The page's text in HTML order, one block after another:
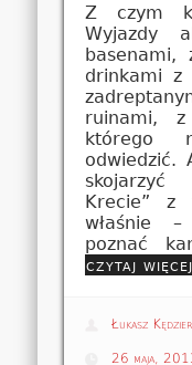
Z czym
Wyjazdy
basenami,
drinkami z
ruinami,
którego
odwiedzić.
skojarzyć
Krecie” z
właśnie
poznać
czytaj
Łukasz
26 maja,